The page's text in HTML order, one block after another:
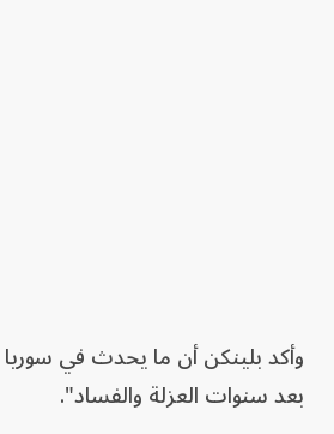
وأكد بلينكن أن ما يحدث في
بعد سنوات العزلة والفساد".